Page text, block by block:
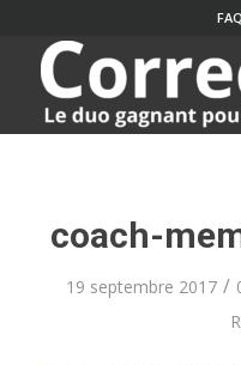
coach-
19 septembre 2017 /